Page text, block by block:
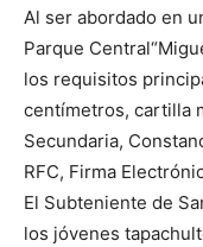
Al ser abordado en
Parque
los requisitos
centímetros, cartilla
Secundaria,
RFC, Firma
El Subteniente de
los jóvenes